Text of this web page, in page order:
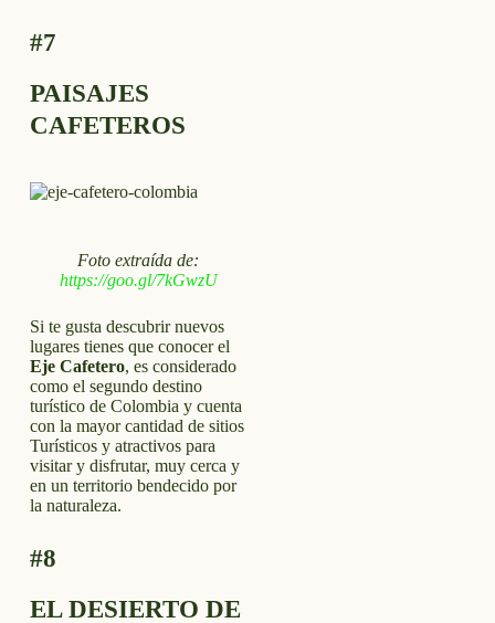
#7
PAISAJES
CAFETEROS
Foto extraída de:
https://goo.gl/7kGwzU
Si te gusta descubrir nuevos
lugares tienes que conocer el
Eje Cafetero, es considerado
como el segundo destino
turístico de Colombia y cuenta
con la mayor cantidad de sitios
Turísticos y atractivos para
visitar y disfrutar, muy cerca y
en un territorio bendecido por
la naturaleza.
#8
EL DESIERTO DE